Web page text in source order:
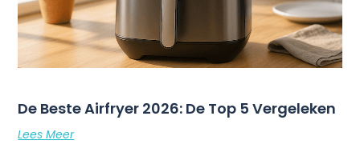
De Beste Airfryer 2026: De Top 5 Vergeleken
Lees Meer